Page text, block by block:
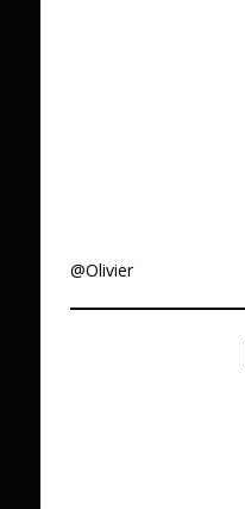
@Olivier